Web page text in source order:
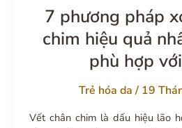
theo
đuổi7 phương pháp
chim hiệu quả
phù hợp
Trẻ hóa da/ 19
Vết chân chim là dấu hiệu lão